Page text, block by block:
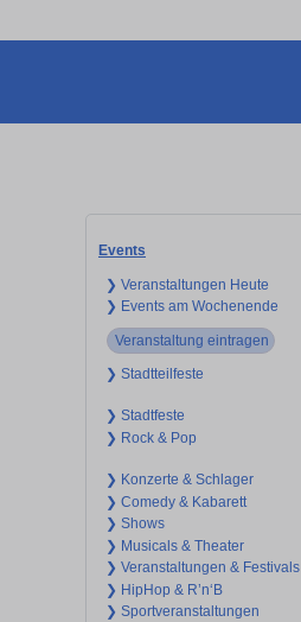
Events
❯ Veranstaltungen Heute
❯ Events am Wochenende
Veranstaltung eintragen
❯ Stadtteilfeste
❯ Stadtfeste
❯ Rock & Pop
❯ Konzerte & Schlager
❯ Comedy & Kabarett
❯ Shows
❯ Musicals & Theater
❯ Veranstaltungen & Festivals
❯ HipHop & R’n‘B
❯ Sportveranstaltungen